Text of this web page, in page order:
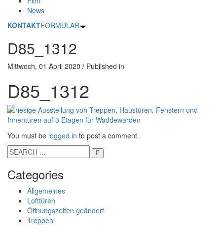
News
KONTAKTFORMULAR
D85_1312
Mittwoch, 01 April 2020 / Published in
D85_1312
You must be logged in to post a comment.
Categories
Allgemeines
Lofttüren
Öffnungszeiten geändert
Treppen